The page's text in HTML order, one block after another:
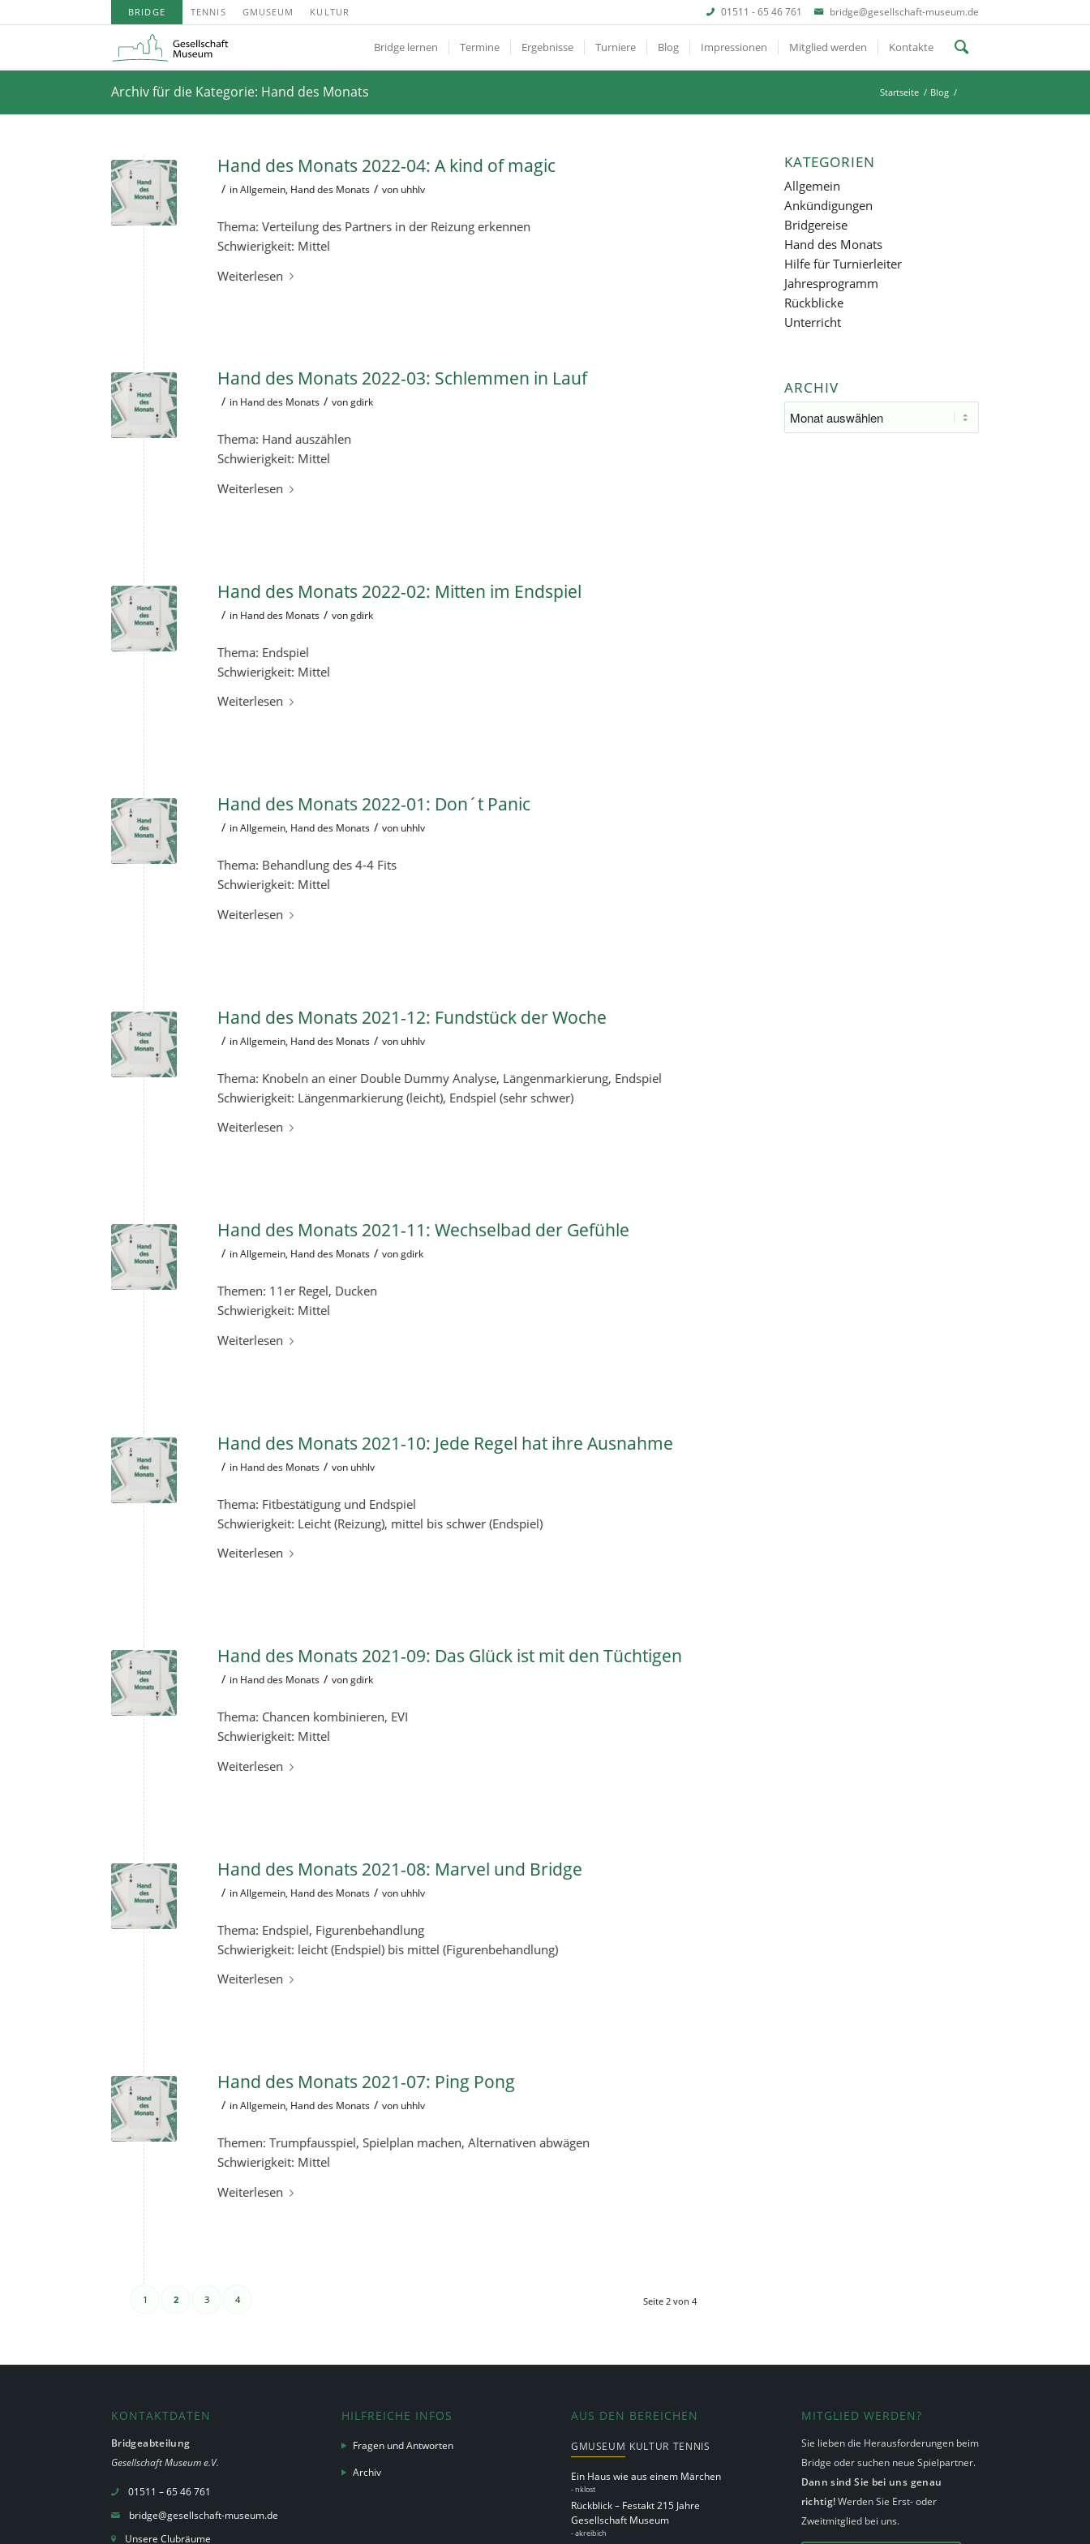
BRIDGE TENNIS GMUSEUM KULTUR 01511 - 65 46 761 bridge@gesellschaft-museum.de
Bridge lernen Termine Ergebnisse Turniere Blog Impressionen Mitglied werden Kontakte
Archiv für die Kategorie: Hand des Monats Startseite / Blog /
Hand des Monats 2022-04: A kind of magic
/ inAllgemein, Hand des Monats / von uhhlv
Thema: Verteilung des Partners in der Reizung erkennen
Schwierigkeit: Mittel
Weiterlesen
Hand des Monats 2022-03: Schlemmen in Lauf
/ in Hand des Monats / vongdirk
Thema: Hand auszählen
Schwierigkeit: Mittel
Weiterlesen
Hand des Monats 2022-02: Mitten im Endspiel
/ in Hand des Monats / vongdirk
Thema: Endspiel
Schwierigkeit: Mittel
Weiterlesen
Hand des Monats 2022-01: Don´t Panic
/ inAllgemein, Hand des Monats / von uhhlv
Thema: Behandlung des 4-4 Fits
Schwierigkeit: Mittel
Weiterlesen
Hand des Monats 2021-12: Fundstück der Woche
/ inAllgemein, Hand des Monats / von uhhlv
Thema: Knobeln an einer Double Dummy Analyse, Längenmarkierung, Endspiel
Schwierigkeit: Längenmarkierung (leicht), Endspiel (sehr schwer)
Weiterlesen
Hand des Monats 2021-11: Wechselbad der Gefühle
/ inAllgemein, Hand des Monats / vongdirk
Themen: 11er Regel, Ducken
Schwierigkeit: Mittel
Weiterlesen
Hand des Monats 2021-10: Jede Regel hat ihre Ausnahme
/ in Hand des Monats / von uhhlv
Thema: Fitbestätigung und Endspiel
Schwierigkeit: Leicht (Reizung), mittel bis schwer (Endspiel)
Weiterlesen
Hand des Monats 2021-09: Das Glück ist mit den Tüchtigen
/ in Hand des Monats / vongdirk
Thema: Chancen kombinieren, EVI
Schwierigkeit: Mittel
Weiterlesen
Hand des Monats 2021-08: Marvel und Bridge
/ inAllgemein, Hand des Monats / von uhhlv
Thema: Endspiel, Figurenbehandlung
Schwierigkeit: leicht (Endspiel) bis mittel (Figurenbehandlung)
Weiterlesen
Hand des Monats 2021-07: Ping Pong
/ inAllgemein, Hand des Monats / von uhhlv
Themen: Trumpfausspiel, Spielplan machen, Alternativen abwägen
Schwierigkeit: Mittel
Weiterlesen
Seite 2 von 4
1 2 3 4
KATEGORIEN
Allgemein
Ankündigungen
Bridgereise
Hand des Monats
Hilfe für Turnierleiter
Jahresprogramm
Rückblicke
Unterricht
ARCHIV
KONTAKTDATEN
Bridgeabteilung
Gesellschaft Museum e.V.
01511 – 65 46 761
bridge@gesellschaft-museum.de
Unsere Clubräume
HILFREICHE INFOS
Fragen und Antworten
Archiv
AUS DEN BEREICHEN
GMUSEUM KULTUR TENNIS
Ein Haus wie aus einem Märchen
-nklost
Rückblick – Festakt 215 Jahre
Gesellschaft Museum
-akreibich
MITGLIED WERDEN?
Sie lieben die Herausforderungen beim
Bridge oder suchen neue Spielpartner.
Dann sind Sie bei uns genau
richtig!Werden Sie Erst- oder
Zweitmitglied bei uns.